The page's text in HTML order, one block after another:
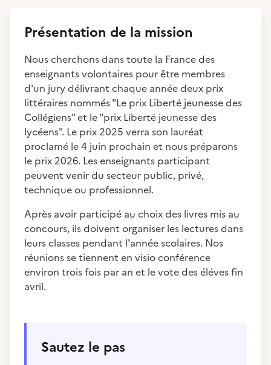
Présentation de la mission
Nous cherchons dans toute la France des
enseignants volontaires pour être membres
d'un jury délivrant chaque année deux prix
littéraires nommés "Le prix Liberté jeunesse des
Collégiens" et le "prix Liberté jeunesse des
lycéens". Le prix 2025 verra son lauréat
proclamé le 4 juin prochain et nous préparons
le prix 2026. Les enseignants participant
peuvent venir du secteur public, privé,
technique ou professionnel.
Après avoir participé au choix des livres mis au
concours, ils doivent organiser les lectures dans
leurs classes pendant l'année scolaires. Nos
réunions se tiennent en visio conférence
environ trois fois par an et le vote des éléves fin
avril.
Sautez le pas